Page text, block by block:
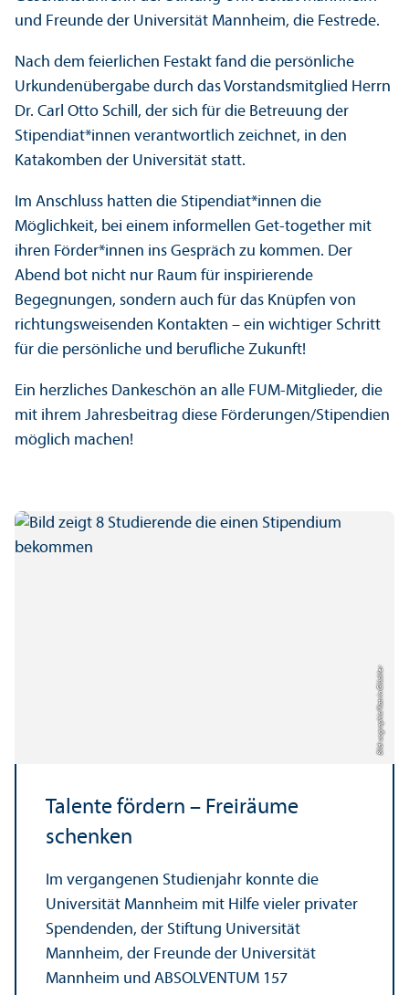
und Freunde der Universität Mannheim, die Festrede.
Nach dem feierlichen Festakt fand die persönliche
Urkunden­übergabe durch das Vorstands­mitglied Herrn
Dr. Carl Otto Schill, der sich für die Betreuung der
Stipendiat*innen verantwortlich zeichnet, in den
Katakomben der Universität statt.
Im Anschluss hatten die Stipendiat*innen die
Möglichkeit, bei einem informellen Get-together mit
ihren Förder*innen ins Gespräch zu kommen. Der
Abend bot nicht nur Raum für inspirierende
Begegnungen, sondern auch für das Knüpfen von
richtungs­weisenden Kontakten – ein wichtiger Schritt
für die persönliche und berufliche Zukunft!
Ein herzliches Dankeschön an alle FUM-Mitglieder, die
mit ihrem Jahresbeitrag diese Förderungen/Stipendien
möglich machen!
Bild: uc graphic/
Katrin Glückler
Talente fördern – Freiräume
schenken
Im vergangenen Studien­jahr konnte die
Universität Mannheim mit Hilfe vieler privater
Spendenden, der Stiftung Universität
Mannheim, der Freunde der Universität
Mannheim und ABSOLVENTUM 157